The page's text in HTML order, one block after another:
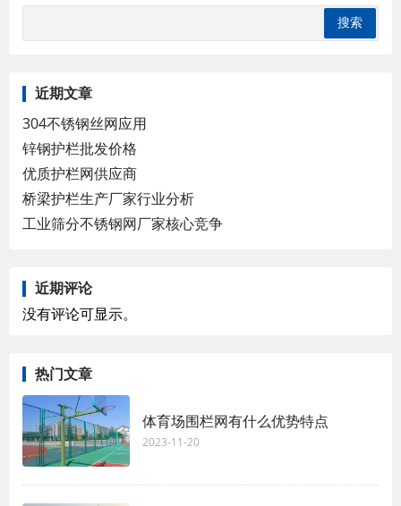
近期文章
304不锈钢丝网应用
锌钢护栏批发价格
优质护栏网供应商
桥梁护栏生产厂家行业分析
工业筛分不锈钢网厂家核心竞争
近期评论
没有评论可显示。
热门文章
体育场围栏网有什么优势特点
2023-11-20